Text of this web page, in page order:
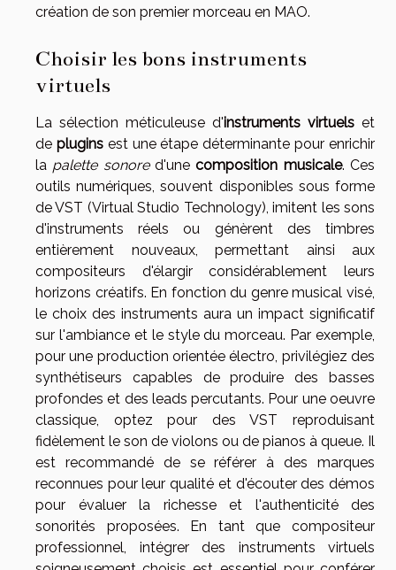
création de son premier morceau en MAO.
Choisir les bons instruments
virtuels
La sélection méticuleuse d'instruments virtuels et
de pluginsest une étape déterminante pour enrichir
la palette sonored'unecomposition musicale. Ces
outils numériques, souvent disponibles sous forme
de VST (Virtual Studio Technology), imitent les sons
d'instruments réels ou génèrent des timbres
entièrement nouveaux, permettant ainsi aux
compositeurs d'élargir considérablement leurs
horizons créatifs. En fonction du genre musical visé,
le choix des instruments aura un impact significatif
sur l'ambiance et le style du morceau. Par exemple,
pour une production orientée électro, privilégiez des
synthétiseurs capables de produire des basses
profondes et des leads percutants. Pour une oeuvre
classique, optez pour des VST reproduisant
fidèlement le son de violons ou de pianos à queue. Il
est recommandé de se référer à des marques
reconnues pour leur qualité et d'écouter des démos
pour évaluer la richesse et l'authenticité des
sonorités proposées. En tant que compositeur
professionnel, intégrer des instruments virtuels